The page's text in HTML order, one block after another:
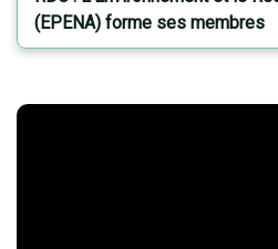
(EPENA) forme ses membres